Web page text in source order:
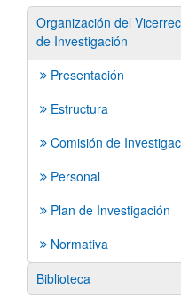
Organización del
de Investigación
Presentación
Estructura
Comisión de
Personal
Plan de Investigación
Normativa
Biblioteca